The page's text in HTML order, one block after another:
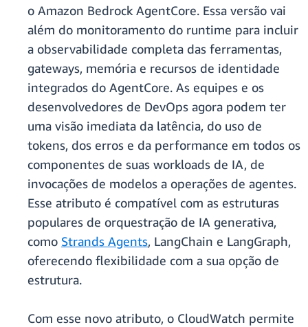
o Amazon Bedrock AgentCore. Essa versão vai
além do monitoramento do runtime para incluir
a observabilidade completa das ferramentas,
gateways, memória e recursos de identidade
integrados do AgentCore. As equipes e os
desenvolvedores de DevOps agora podem ter
uma visão imediata da latência, do uso de
tokens, dos erros e da performance em todos os
componentes de suas workloads de IA, de
invocações de modelos a operações de agentes.
Esse atributo é compatível com as estruturas
populares de orquestração de IA generativa,
como Strands Agents, LangChain e LangGraph,
oferecendo flexibilidade com a sua opção de
estrutura.
Com esse novo atributo, o CloudWatch permite